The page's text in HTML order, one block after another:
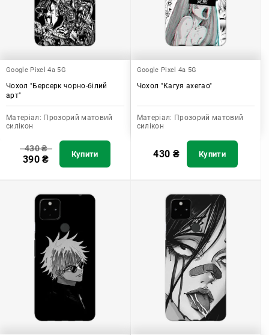
Google Pixel 4a 5G
Чохол "Берсерк чорно-білий
арт"
Матеріал: Прозорий матовий
силікон
430₴
390₴ Купити
Google Pixel 4a 5G
Чохол "Кагуя ахегао"
Матеріал: Прозорий матовий
силікон
430 ₴ Купити